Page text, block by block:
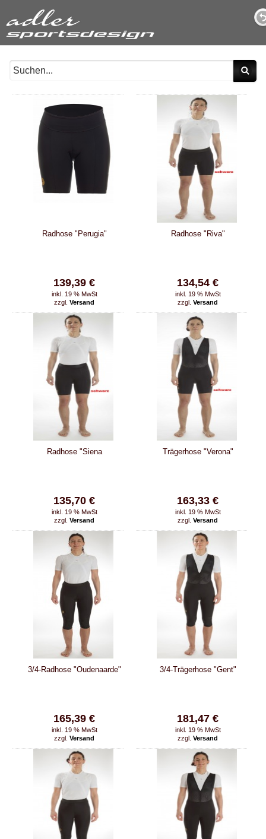
Radhose "Perugia"
139,39 €
inkl. 19 % MwSt
zzgl. Versand
Radhose "Riva"
134,54 €
inkl. 19 % MwSt
zzgl. Versand
Radhose "Siena
135,70 €
inkl. 19 % MwSt
zzgl. Versand
Trägerhose "Verona"
163,33 €
inkl. 19 % MwSt
zzgl. Versand
3/4-Radhose "Oudenaarde"
165,39 €
inkl. 19 % MwSt
zzgl. Versand
3/4-Trägerhose "Gent"
181,47 €
inkl. 19 % MwSt
zzgl. Versand